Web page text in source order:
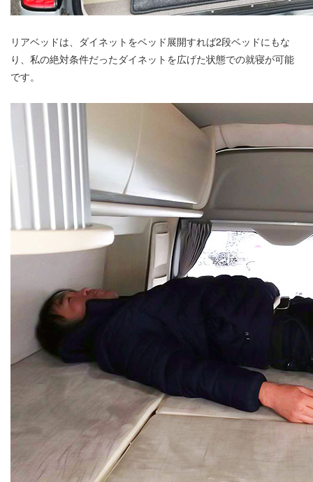
リアベッドは、ダイネットをベッド展開すれば2段ベッドにもな
り、私の絶対条件だったダイネットを広げた状態での就寝が可能
です。